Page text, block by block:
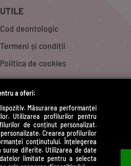
UTILE
Cod deontologic
Termeni și condiții
Politica de cookies
Politică de confidențialitate
Contact
Modifică Setările
a oferi:
Măsurarea performanței
Utilizarea profilurilor pentru
de conținut personalizat.
Crearea profilurilor
conținutului. Înțelegerea
diferite. Utilizarea de date
limitate pentru a selecta